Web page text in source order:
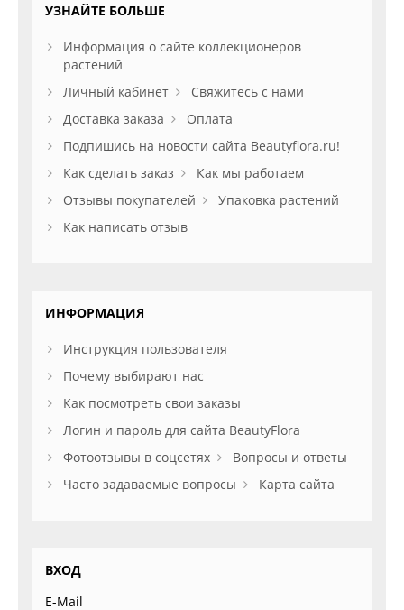
УЗНАЙТЕ БОЛЬШЕ
Информация о сайте коллекционеров
растений
Личный кабинет
Свяжитесь с нами
Доставка заказа
Оплата
Подпишись на новости сайта Beautyflora.ru!
Как сделать заказ
Как мы работаем
Отзывы покупателей
Упаковка растений
Как написать отзыв
ИНФОРМАЦИЯ
Инструкция пользователя
Почему выбирают нас
Как посмотреть свои заказы
Логин и пароль для сайта BeautyFlora
Фотоотзывы в соцсетях
Вопросы и ответы
Часто задаваемые вопросы
Карта сайта
ВХОД
E-Mail